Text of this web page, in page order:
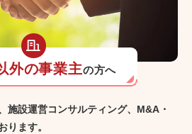
外の事業主の方へ
施設運営コンサルティング、M&A・
ります。